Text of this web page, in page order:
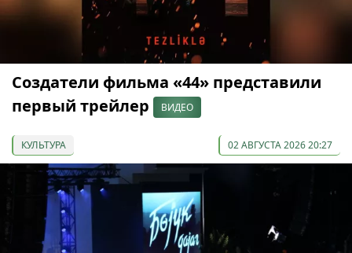
Создатели фильма «44» представили
первый трейлер
ВИДЕО
КУЛЬТУРА 02 АВГУСТА 2026 20:27